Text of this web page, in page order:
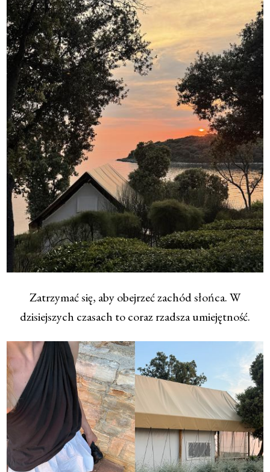
Zatrzymać się, aby obejrzeć zachód słońca. W
dzisiejszych czasach to coraz rzadsza umiejętność.